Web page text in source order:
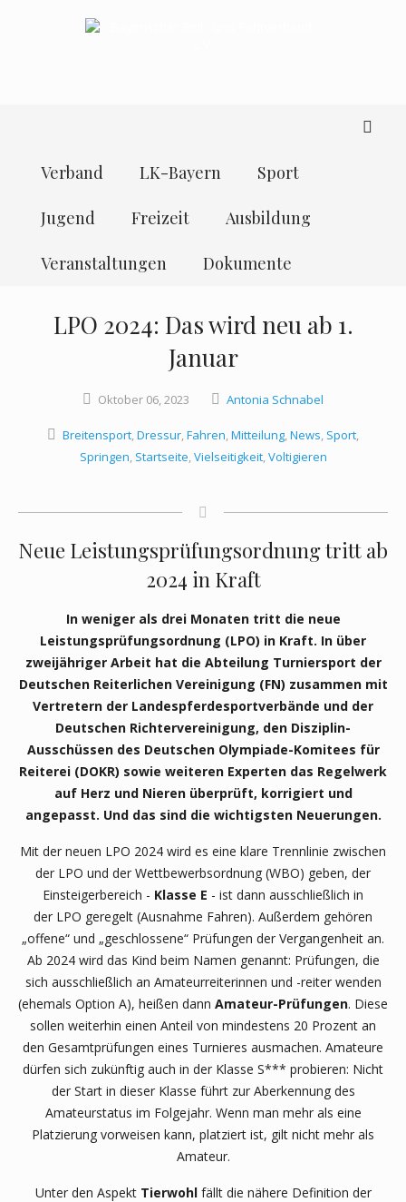
Verband LK-Bayern Sport
Jugend Freizeit Ausbildung
Veranstaltungen Dokumente
LPO 2024: Das wird neu ab 1.
Januar
Oktober 06,2023 Antonia Schnabel
Breitensport,Dressur,Fahren,Mitteilung,News, Sport,
Springen, Startseite,Vielseitigkeit,Voltigieren
Neue Leistungsprüfungsordnung tritt ab
2024 in Kraft
In weniger als drei Monaten tritt die neue
Leistungsprüfungsordnung (LPO) in Kraft. In über
zweijähriger Arbeit hat die Abteilung Turniersport der
Deutschen Reiterlichen Vereinigung (FN) zusammen mit
Vertretern der Landespferdesportverbände und der
Deutschen Richtervereinigung, den Disziplin-
Ausschüssen des Deutschen Olympiade-Komitees für
Reiterei (DOKR) sowie weiteren Experten das Regelwerk
auf Herz und Nieren überprüft, korrigiert und
angepasst. Und das sind die wichtigsten Neuerungen.
Mit der neuen LPO 2024 wird es eine klare Trennlinie zwischen
der LPO und der Wettbewerbsordnung (WBO) geben, der
Einsteigerbereich - Klasse E - ist dann ausschließlich in
der LPO geregelt (Ausnahme Fahren). Außerdem gehören
„offene“ und „geschlossene“ Prüfungen der Vergangenheit an.
Ab 2024 wird das Kind beim Namen genannt: Prüfungen, die
sich ausschließlich an Amateurreiterinnen und -reiter wenden
(ehemals Option A), heißen dann Amateur-Prüfungen. Diese
sollen weiterhin einen Anteil von mindestens 20 Prozent an
den Gesamtprüfungen eines Turnieres ausmachen. Amateure
dürfen sich zukünftig auch in der Klasse S*** probieren: Nicht
der Start in dieser Klasse führt zur Aberkennung des
Amateurstatus im Folgejahr. Wenn man mehr als eine
Platzierung vorweisen kann, platziert ist, gilt nicht mehr als
Amateur.
Unter den Aspekt Tierwohl fällt die nähere Definition der